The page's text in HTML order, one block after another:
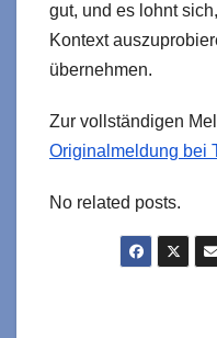
gut, und es lohnt
Kontext
übernehmen.
Zur vollständigen
Originalmeldung bei
No related posts.